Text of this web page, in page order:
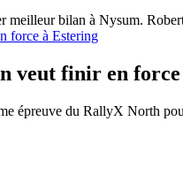
meilleur bilan à Nysum.
veut finir en
épreuve du RallyX North